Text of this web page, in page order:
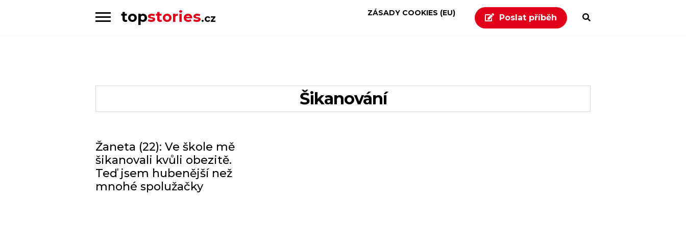
Skip
Skip
topstories.cz Poslat příběh
ZÁSADY COOKIES (EU)
šikanování
Žaneta (22): Ve škole mě
šikanovali kvůli obezitě.
Teď jsem hubenější než
mnohé spolužačky